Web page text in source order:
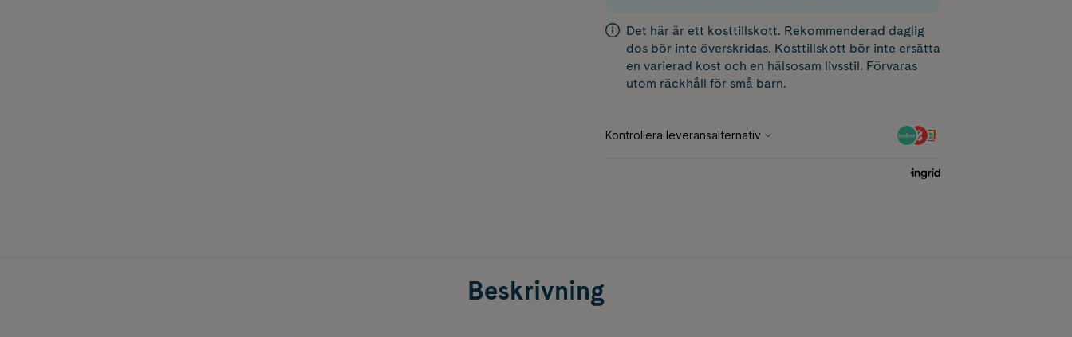
Det här är ett kosttillskott. Rekommenderad daglig
dos bör inte överskridas. Kosttillskott bör inte ersätta
en varierad kost och en hälsosam livsstil. Förvaras
utom räckhåll för små barn.
Beskrivning